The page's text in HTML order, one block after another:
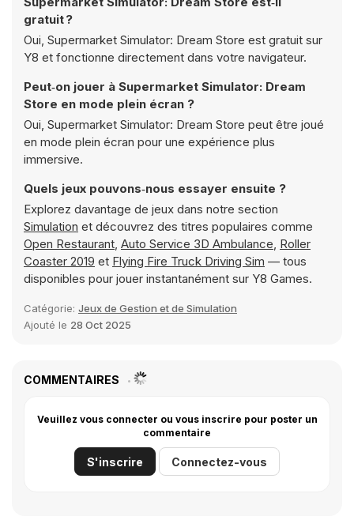
gratuit ?
Oui, Supermarket Simulator: Dream Store est gratuit sur
Y8 et fonctionne directement dans votre navigateur.
Peut‑on jouer à Supermarket Simulator: Dream
Store en mode plein écran ?
Oui, Supermarket Simulator: Dream Store peut être joué
en mode plein écran pour une expérience plus
immersive.
Quels jeux pouvons‑nous essayer ensuite ?
Explorez davantage de jeux dans notre section
Simulation et découvrez des titres populaires comme
Open Restaurant, Auto Service 3D Ambulance, Roller
Coaster 2019 et Flying Fire Truck Driving Sim — tous
disponibles pour jouer instantanément sur Y8 Games.
Catégorie: Jeux de Gestion et de Simulation
Ajouté le 28 Oct 2025
COMMENTAIRES
Veuillez vous connecter ou vous inscrire pour poster un
commentaire
S'inscrire Connectez-vous